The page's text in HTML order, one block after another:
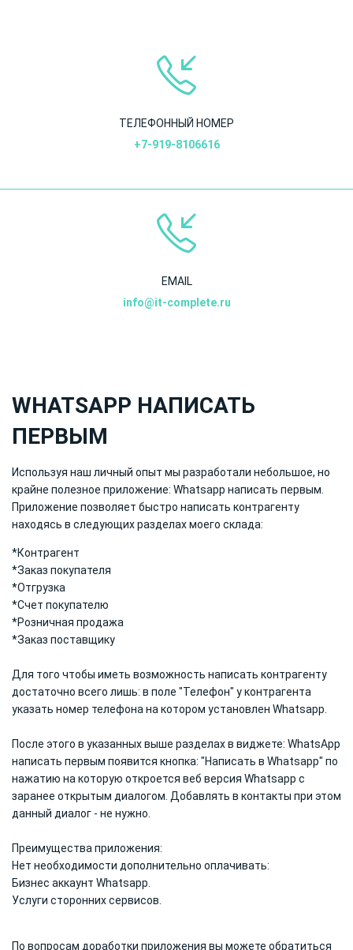
ТЕЛЕФОННЫЙ НОМЕР
+7-919-8106616
EMAIL
info@it-complete.ru
WHATSAPP НАПИСАТЬ
ПЕРВЫМ
Используя наш личный опыт мы разработали небольшое, но
крайне полезное приложение: Whatsapp написать первым.
Приложение позволяет быстро написать контрагенту
находясь в следующих разделах моего склада:
*Контрагент
*Заказ покупателя
*Отгрузка
*Счет покупателю
*Розничная продажа
*Заказ поставщику
Для того чтобы иметь возможность написать контрагенту
достаточно всего лишь: в поле "Телефон" у контрагента
указать номер телефона на котором установлен Whatsapp.
После этого в указанных выше разделах в виджете: WhatsApp
написать первым появится кнопка: "Написать в Whatsapp" по
нажатию на которую откроется веб версия Whatsapp с
заранее открытым диалогом. Добавлять в контакты при этом
данный диалог - не нужно.
Преимущества приложения:
Нет необходимости дополнительно оплачивать:
Бизнес аккаунт Whatsapp.
Услуги сторонних сервисов.
По вопросам доработки приложения вы можете обратиться